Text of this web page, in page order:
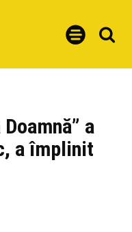
a
a împlinit